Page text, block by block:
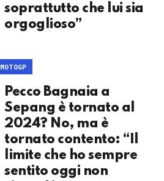
soprattutto che lui sia
orgoglioso”
MOTOGP
Pecco Bagnaia a
Sepang è tornato al
2024? No, ma è
tornato contento: “Il
limite che ho sempre
sentito oggi non